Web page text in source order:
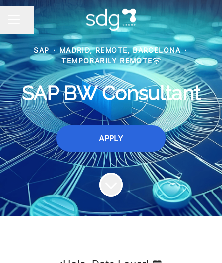
CAREER MENU
Share page
SAP · MADRID, REMOTE, BARCELONA ·
TEMPORARILY REMOTE
SAP BW Consultant
APPLY